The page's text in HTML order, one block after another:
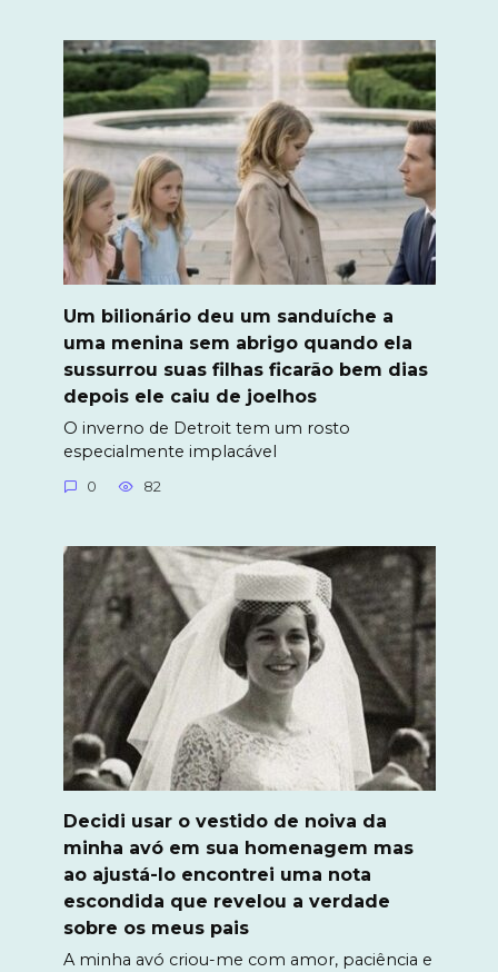
Um bilionário deu um sanduíche a
uma menina sem abrigo quando ela
sussurrou suas filhas ficarão bem dias
depois ele caiu de joelhos
O inverno de Detroit tem um rosto
especialmente implacável
0 82
Decidi usar o vestido de noiva da
minha avó em sua homenagem mas
ao ajustá-lo encontrei uma nota
escondida que revelou a verdade
sobre os meus pais
A minha avó criou-me com amor, paciência e